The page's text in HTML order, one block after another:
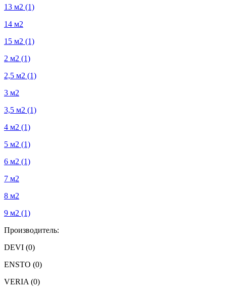
13 м2 (1)
14 м2
15 м2 (1)
2 м2 (1)
2,5 м2 (1)
3 м2
3,5 м2 (1)
4 м2 (1)
5 м2 (1)
6 м2 (1)
7 м2
8 м2
9 м2 (1)
Производитель:
DEVI (0)
ENSTO (0)
VERIA(0)